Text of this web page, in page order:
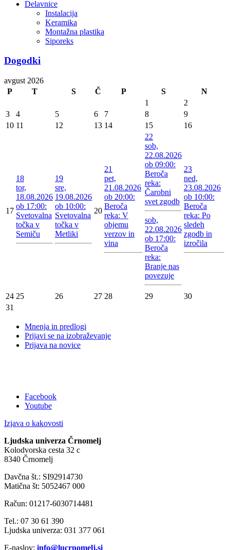
Delavnice
Instalacija
Keramika
Montažna plastika
Siporeks
Dogodki
avgust 2026
P
T S Č P S
N
1
2
3
4 5 6 7 8
9
10 11 12 13 14 15 16
17
18
tor,
18.08.2026
ob 17:00:
Svetovalna
točka v
Semiču
19
sre,
19.08.2026
ob 10:00:
Svetovalna
točka v
Metliki
20
21
pet,
21.08.2026
ob 20:00:
Beroča
reka: V
objemu
verzov in
vina
22
sob,
22.08.2026
ob 09:00:
Beroča
reka:
Čarobni
svet zgodb
sob,
22.08.2026
ob 17:00:
Beroča
reka:
Branje nas
povezuje
23
ned,
23.08.2026
ob 10:00:
Beroča
reka: Po
sledeh
zgodb in
izročila
24 25 26 27 28 29
30
31
Mnenja in predlogi
Prijavi se na izobraževanje
Prijava na novice
Facebook
Youtube
Izjava o kakovosti
Ljudska univerza Črnomelj
Kolodvorska cesta 32 c
8340 Črnomelj
Davčna št.: SI92914730
Matična št: 5052467 000
Račun: 01217-6030714481
Tel.: 07 30 61 390
Ljudska univerza: 031 377 061
E-naslov: info@lucrnomelj.si